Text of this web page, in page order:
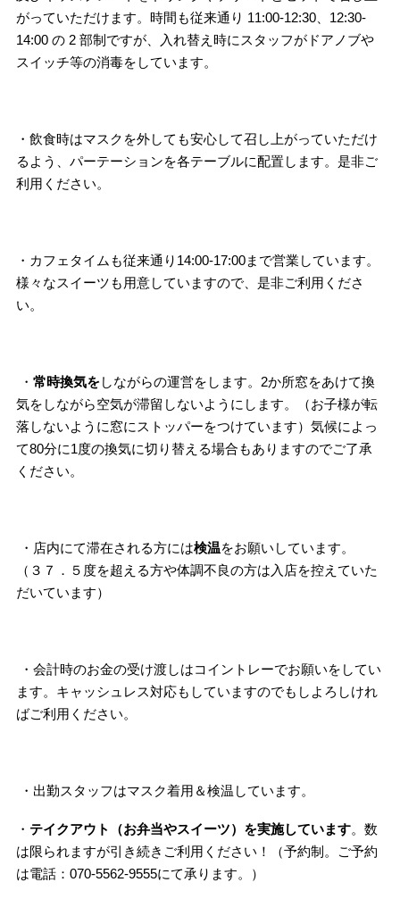
がっていただけます。時間も従来通り 11:00-12:30、12:30-
14:00 の 2 部制ですが、入れ替え時にスタッフがドアノブや
スイッチ等の消毒をしています。
・飲食時はマスクを外しても安心して召し上がっていただけ
るよう、パーテーションを各テーブルに配置します。是非ご
利用ください。
・カフェタイムも従来通り14:00-17:00まで営業しています。
様々なスイーツも用意していますので、是非ご利用くださ
い。
・ 常時換気をしながらの運営をします。2か所窓をあけて換
気をしながら空気が滞留しないようにします。（お子様が転
落しないように窓にストッパーをつけています）気候によっ
て80分に1度の換気に切り替える場合もありますのでご了承
ください。
・店内にて滞在される方には検温をお願いしています。
（３７．５度を超える方や体調不良の方は入店を控えていた
だいています）
・会計時のお金の受け渡しはコイントレーでお願いをしてい
ます。キャッシュレス対応もしていますのでもしよろしけれ
ばご利用ください。
・出勤スタッフはマスク着用＆検温しています。
・ テイクアウト（お弁当やスイーツ）を実施しています。数
は限られますが引き続きご利用ください！（予約制。ご予約
は電話：070-5562-9555にて承ります。）